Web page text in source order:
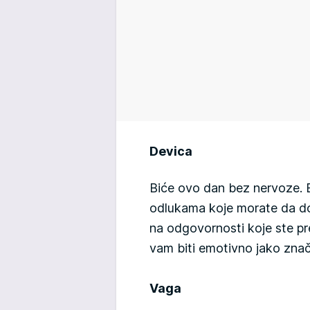
Devica
Biće ovo dan bez nervoze.
odlukama koje morate da
na odgovornosti koje ste
vam biti emotivno jako
Vaga